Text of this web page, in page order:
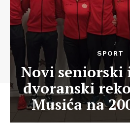
SPORT
Novi
dvoranski
Musića na